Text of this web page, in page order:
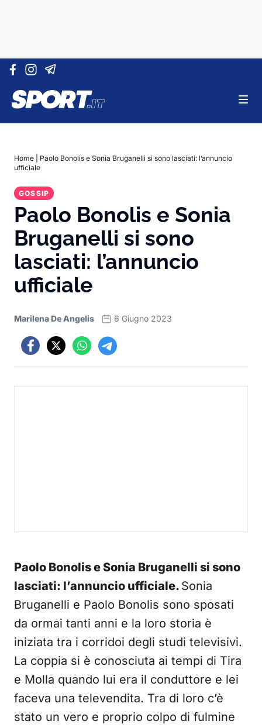
Vai al contenuto
Home
Paolo Bonolis e Sonia Bruganelli si sono lasciati: l’annuncio
ufficiale
GOSSIP
Paolo Bonolis e Sonia
Bruganelli si sono
lasciati: l’annuncio
ufficiale
Marilena De Angelis 6 Giugno 2023
Paolo Bonolis e Sonia Bruganelli si sono
lasciati: l’annuncio ufficiale. Sonia
Bruganelli e Paolo Bonolis sono sposati
da ormai tanti anni e la loro storia è
iniziata tra i corridoi degli studi televisivi.
La coppia si è conosciuta ai tempi di Tira
e Molla quando lui era il conduttore e lei
faceva una televendita. Tra di loro c’è
stato un vero e proprio colpo di fulmine